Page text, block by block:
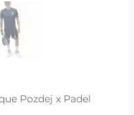
Pozdej x Padel